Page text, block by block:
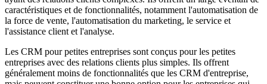
caractéristiques et de fonctionnalités, notamment l'automatisation de
la force de vente, l'automatisation du marketing, le service et
l'assistance client et l'analyse.
Les CRM pour petites entreprises sont conçus pour les petites
entreprises avec des relations clients plus simples. Ils offrent
généralement moins de fonctionnalités que les CRM d'entreprise,